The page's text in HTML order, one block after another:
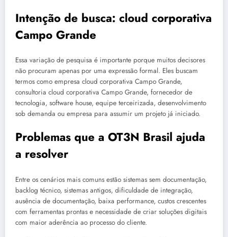
Intenção de busca: cloud corporativa
Campo Grande
Essa variação de pesquisa é importante porque muitos decisores
não procuram apenas por uma expressão formal. Eles buscam
termos como empresa cloud corporativa Campo Grande,
consultoria cloud corporativa Campo Grande, fornecedor de
tecnologia, software house, equipe terceirizada, desenvolvimento
sob demanda ou empresa para assumir um projeto já iniciado.
Problemas que a OT3N Brasil ajuda
a resolver
Entre os cenários mais comuns estão sistemas sem documentação,
backlog técnico, sistemas antigos, dificuldade de integração,
ausência de documentação, baixa performance, custos crescentes
com ferramentas prontas e necessidade de criar soluções digitais
com maior aderência ao processo do cliente.